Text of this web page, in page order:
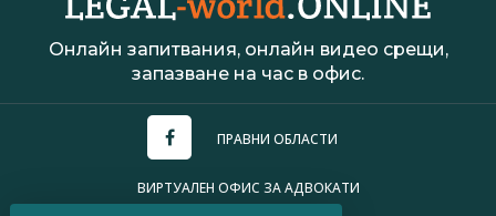
Онлайн запитвания, онлайн видео срещи,
запазване на час в офис.
ПРАВНИ ОБЛАСТИ
ВИРТУАЛЕН ОФИС ЗА АДВОКАТИ